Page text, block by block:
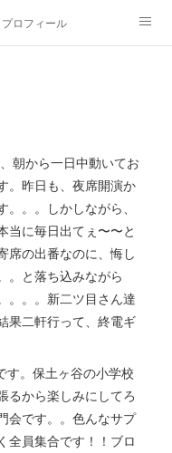
プロフィール
朝から一日中動いてお
。昨日も、夜席開演か
。。しかしながら、
当に毎日出てぇ〜〜と
席の出番なのに、悔し
。と落ち込みながら
。。。新二ツ目さん達
果二軒行って、終電ギ
す。保土ヶ谷の小学校
るから楽しみにしてろ
会です。。色んなサプ
全員集合です！！ブロ